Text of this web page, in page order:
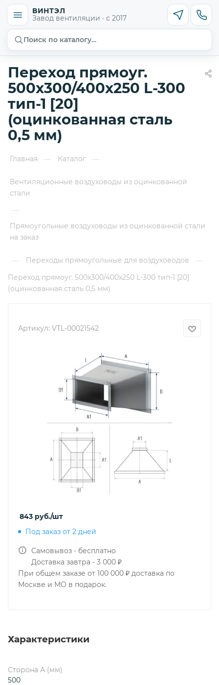
ВИНТЭЛ
Завод вентиляции · с 2017
Поиск по каталогу…
Переход прямоуг.
500х300/400х250 L-300
тип-1 [20]
(оцинкованная сталь
0,5 мм)
Главная — Каталог —
Вентиляционные воздуховоды из оцинкованной
стали
—
Прямоугольные воздуховоды из оцинкованной стали
на заказ
— Переходы прямоугольные для воздуховодов
—
Переход прямоуг. 500х300/400х250 L-300 тип-1 [20]
(оцинкованная сталь 0,5 мм)
Артикул: VTL-00021542
843 руб./шт
Под заказ от 2 дней
Самовывоз - бесплатно
Доставка завтра - 3 000 ₽
При общем заказе от 100 000 ₽ доставка по
Москве и МО в подарок.
Характеристики
Сторона А (мм)
500